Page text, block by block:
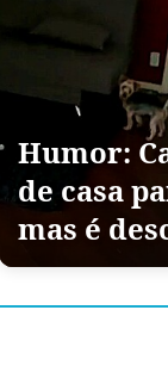
Humor:
de casa
mas é